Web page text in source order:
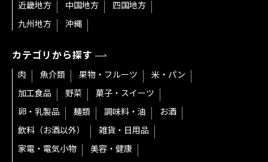
近畿地方
中国地方
四国地方
九州地方
沖縄
カテゴリから探す
肉 魚介類 果物・フルーツ
米・パン
加工食品
野菜
菓子・スイーツ
卵・乳製品
麺類 調味料・油
お酒
飲料（お酒以外）
雑貨・日用品
家電・電気小物
美容・健康